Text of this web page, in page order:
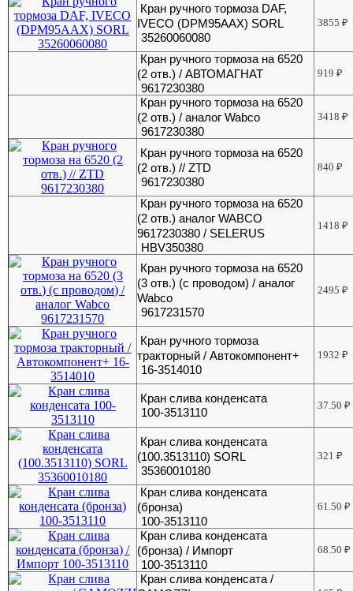
Кран ручного тормоза DAF,
IVECO (DPM95AAX) SORL
35260060080
3855₽
Кран ручного тормоза на 6520
(2 отв.) / АВТОМАГНАТ
9617230380
919₽
Кран ручного тормоза на 6520
(2 отв.) / аналог Wabco
9617230380
3418₽
Кран ручного тормоза на 6520
(2 отв.) // ZTD
9617230380
840₽
Кран ручного тормоза на 6520
(2 отв.) аналог WABCO
9617230380 / SELERUS
HBV350380
1418₽
Кран ручного тормоза на 6520
(3 отв.) (с проводом) / аналог
Wabco
9617231570
2495₽
Кран ручного тормоза
тракторный / Автокомпонент+
16-3514010
1932₽
Кран слива конденсата
100-3513110
37.50₽
Кран слива конденсата
(100.3513110) SORL
35360010180
321₽
Кран слива конденсата
(бронза)
100-3513110
61.50₽
Кран слива конденсата
(бронза) / Импорт
100-3513110
68.50₽
Кран слива конденсата /